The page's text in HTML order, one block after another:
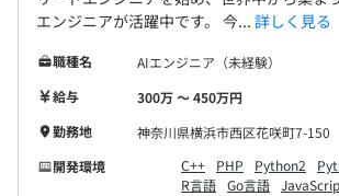
エンジニアが活躍中です。 今... 詳しく見る
職種名
AIエンジニア（未経験）
給与
300万 〜 450万円
勤務地
神奈川県横浜市西区花咲町7-150
開発環境
C++ PHP Python2
R言語 Go言語